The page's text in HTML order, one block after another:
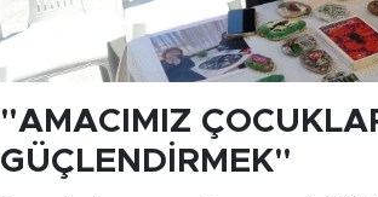
"AMACIMIZ
GÜÇLENDİRMEK"